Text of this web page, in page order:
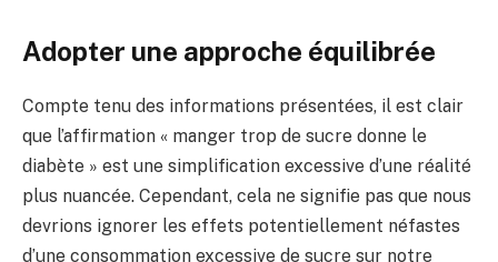
Adopter une approche équilibrée
Compte tenu des informations présentées, il est clair
que l’affirmation « manger trop de sucre donne le
diabète » est une simplification excessive d’une réalité
plus nuancée. Cependant, cela ne signifie pas que nous
devrions ignorer les effets potentiellement néfastes
d’une consommation excessive de sucre sur notre